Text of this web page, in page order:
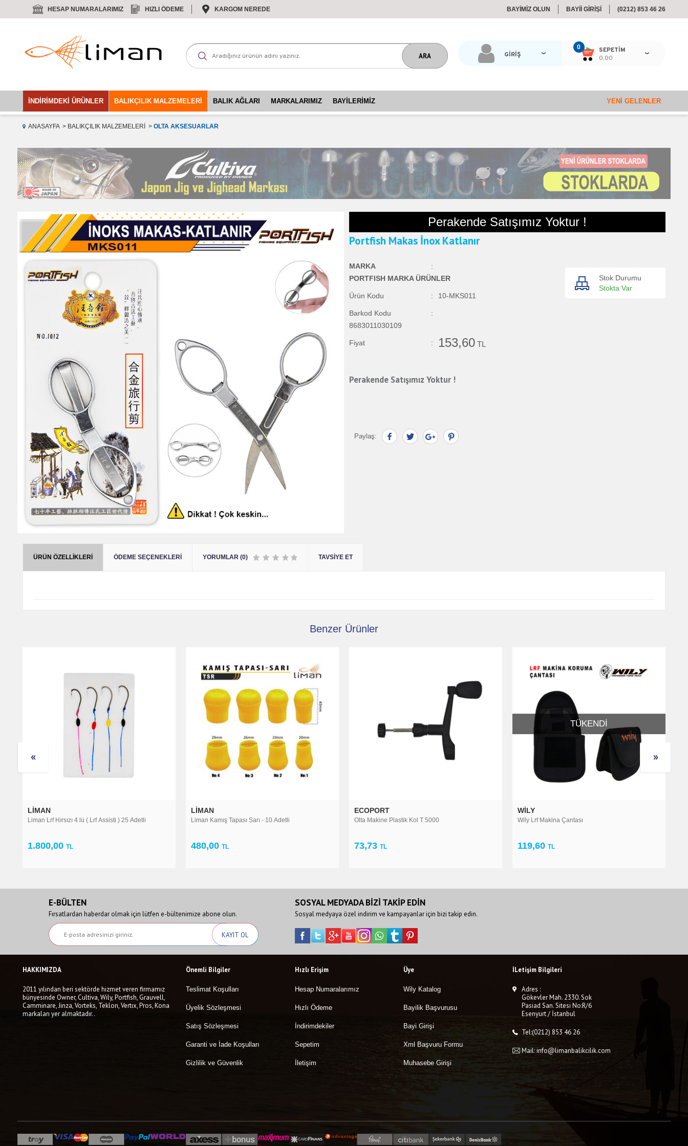
HESAP NUMARALARIMIZ HIZLI ÖDEME KARGOM NEREDE BAYİMİZ OLUN BAYİİ GİRİŞİ (0212) 853 46 26
0
SEPETIM
0,00
GİRİŞ
İNDIRIMDEKI ÜRÜNLER BALIKÇILIK MALZEMELERI BALIK AĞLARI MARKALARIMIZ BAYILERIMIZ YENI GELENLER
ANASAYFA BALIKÇILIK MALZEMELERI OLTA AKSESUARLAR
Perakende Satışımız Yoktur !
Portfish Makas İnox Katlanır
MARKA
:
PORTFISH MARKA ÜRÜNLER
Ürün Kodu : 10-MKS011
Barkod Kodu
:
8683011030109
Fiyat : 153,60TL
Stok Durumu
Stokta Var
Perakende Satışımız Yoktur !
Paylaş:
ÜRÜN ÖZELLIKLERI ÖDEME SEÇENEKLERI YORUMLAR (0) TAVSIYE ET
Benzer Ürünler
Liman Kamış Tapası Sarı - 10 Adetli
480,00
Olta Makine Plastik Kol T 5000
73,73
TÜKENDI
Wily Lrf Makina Çantası Wily Neopren Spin Kamış Koruma ve Taşıma
E-BÜLTEN
Fırsatlardan haberdar olmak için lütfen e-bültenimize abone olun.
SOSYAL MEDYADA BİZİ TAKİP EDİN
Sosyal medyaya özel indirim ve kampayanlar için bizi takip edin.
HAKKIMIZDA
2011 yılından beri sektörde hizmet veren firmamız
bünyesinde Owner, Cultiva, Wily, Portfish, Grauvell,
Camminare, Jinza, Vorteks, Teklon, Vertıx, Pros, Kona
markaları yer almaktadır..
Önemli Bilgiler
Teslimat Koşulları
Üyelik Sözleşmesi
Satış Sözleşmesi
Garanti ve İade Koşulları
Gizlilik ve Güvenlik
Hızlı Erişim
Hesap Numaralarımız
Hızlı Ödeme
İndirimdekiler
Sepetim
İletişim
Üye
Wily Katalog
Bayilik Başvurusu
Bayi Girişi
Xml Başvuru Formu
Muhasebe Girişi
İLetişim Bilgileri
Adres :
Gökevler Mah. 2330. Sok
Pasiad San. Sitesi No:R/6
Esenyurt / İstanbul
Tel:(0212) 853 46 26
Mail: info@limanbalikcilik.com